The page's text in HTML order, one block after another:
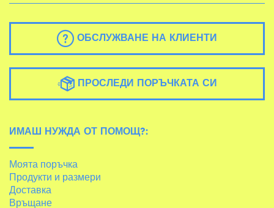
ОБСЛУЖВАНЕ НА КЛИЕНТИ
ПРОСЛЕДИ ПОРЪЧКАТА СИ
ИМАШ НУЖДА ОТ ПОМОЩ?:
Моята поръчка
Продукти и размери
Доставка
Връщане